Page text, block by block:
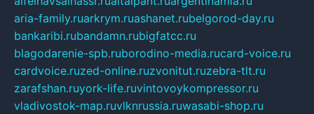
aria-family.ruarkrym.ruashanet.rubelgorod-day.ru
bankaribi.rubandamn.rubigfatcc.ru
blagodarenie-spb.ruborodino-media.rucard-voice.ru
cardvoice.ruzed-online.ruzvonitut.ruzebra-tlt.ru
zarafshan.ruyork-life.ruvintovoykompressor.ru
vladivostok-map.ruvlknrussia.ruwasabi-shop.ru